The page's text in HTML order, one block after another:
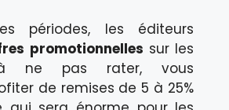
périodes, les éditeurs
promotionnelles sur les
à ne pas rater, vous
de remises de 5 à 25%